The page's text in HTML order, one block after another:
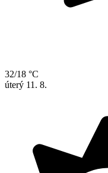
32/18 °C
úterý 11. 8.